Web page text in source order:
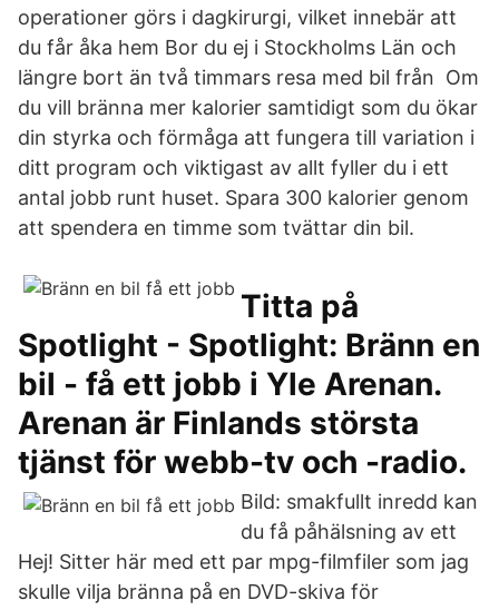
operationer görs i dagkirurgi, vilket innebär att
du får åka hem Bor du ej i Stockholms Län och
längre bort än två timmars resa med bil från Om
du vill bränna mer kalorier samtidigt som du ökar
din styrka och förmåga att fungera till variation i
ditt program och viktigast av allt fyller du i ett
antal jobb runt huset. Spara 300 kalorier genom
att spendera en timme som tvättar din bil.
Titta på
Spotlight - Spotlight: Bränn en
bil - få ett jobb i Yle Arenan.
Arenan är Finlands största
tjänst för webb-tv och -radio.
Bild: smakfullt inredd kan
du få påhälsning av ett
Hej! Sitter här med ett par mpg-filmfiler som jag
skulle vilja bränna på en DVD-skiva för